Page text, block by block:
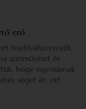
erő
fesztiválszervezőt,
színművészt és
hogy egymásnak
véget ér, ott